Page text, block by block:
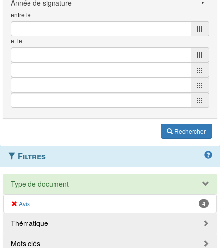
entre le
et le
Rechercher
Filtres
Type de document
Avis 4
Thématique
Mots clés